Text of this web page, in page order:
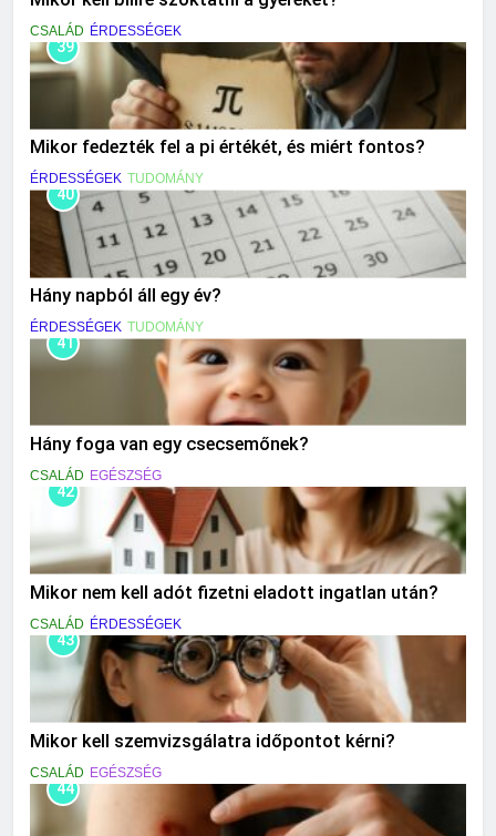
CSALÁD ÉRDESSÉGEK
39
Mikor fedezték fel a pi értékét, és miért fontos?
ÉRDESSÉGEK TUDOMÁNY
40
Hány napból áll egy év?
ÉRDESSÉGEK TUDOMÁNY
41
Hány foga van egy csecsemőnek?
CSALÁD EGÉSZSÉG
42
Mikor nem kell adót fizetni eladott ingatlan után?
CSALÁD ÉRDESSÉGEK
43
Mikor kell szemvizsgálatra időpontot kérni?
CSALÁD EGÉSZSÉG
44